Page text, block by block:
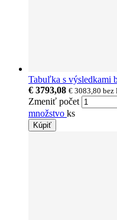
Tabuľka s výsledkami
€ 3793,08 € 3083,80 bez
Zmeniť počet
množstvo ks
Kúpiť